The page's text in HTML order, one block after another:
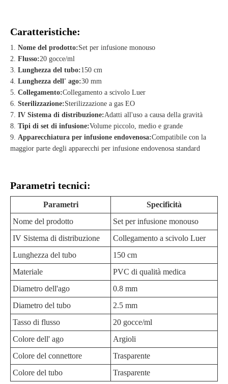
Caratteristiche:
Nome del prodotto:Set per infusione monouso
Flusso:20 gocce/ml
Lunghezza del tubo:150 cm
Lunghezza dell' ago:30 mm
Collegamento:Collegamento a scivolo Luer
Sterilizzazione:Sterilizzazione a gas EO
IV Sistema di distribuzione:Adatti all'uso a causa della gravità
Tipi di set di infusione:Volume piccolo, medio e grande
Apparecchiatura per infusione endovenosa:Compatibile con la
maggior parte degli apparecchi per infusione endovenosa standard
Parametri tecnici:
Parametri
Specificità
Nome del prodotto
Set per infusione monouso
IV Sistema di distribuzione
Collegamento a scivolo Luer
Lunghezza del tubo
150 cm
Materiale
PVC di qualità medica
Diametro dell'ago
0.8 mm
Diametro del tubo
2.5 mm
Tasso di flusso
20 gocce/ml
Colore dell' ago
Argioli
Colore del connettore
Trasparente
Colore del tubo
Trasparente